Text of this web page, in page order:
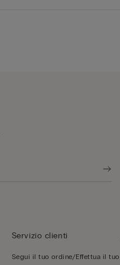
Servizio clienti
Segui il tuo ordine/Effettua il tuo